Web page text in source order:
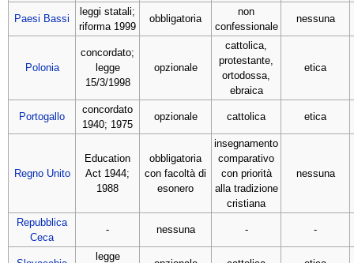
Paesi Bassi
leggi statali;
riforma 1999
obbligatoria
non
confessionale
nessuna
Polonia
concordato;
legge
15/3/1998
opzionale
cattolica,
protestante,
ortodossa,
ebraica
etica
Portogallo
concordato
1940; 1975
opzionale cattolica etica
Regno Unito
Education
Act 1944;
1988
obbligatoria
con facoltà di
esonero
insegnamento
comparativo
con priorità
alla tradizione
cristiana
nessuna
Repubblica
Ceca
- nessuna - -
legge